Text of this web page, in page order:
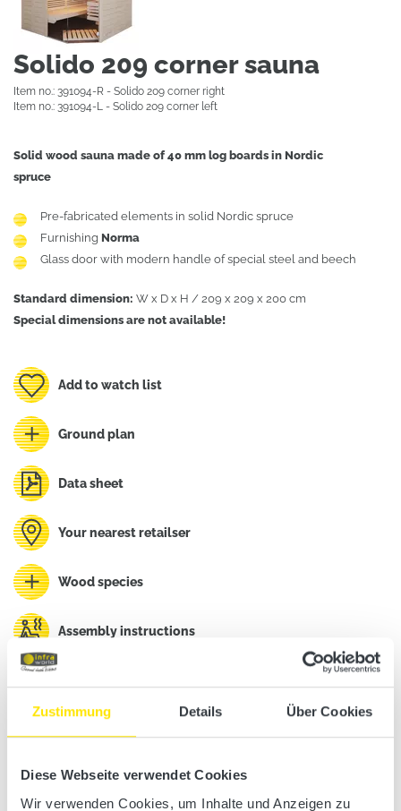
Zustimmung Details Über Cookies
Diese Webseite verwendet Cookies
Wir verwenden Cookies, um Inhalte und Anzeigen zu
Solido 209 corner sauna
Item no.: 391094-R - Solido 209 corner right
Item no.: 391094-L - Solido 209 corner left
Solid wood sauna made of 40 mm log boards in Nordic
spruce
Pre-fabricated elements in solid Nordic spruce
Furnishing Norma
Glass door with modern handle of special steel and beech
Standard dimension: W x D x H / 209 x 209 x 200 cm
Special dimensions are not available!
Add to watch list
Ground plan
Data sheet
Your nearest retailser
Wood species
Assembly instructions
Want to see more?